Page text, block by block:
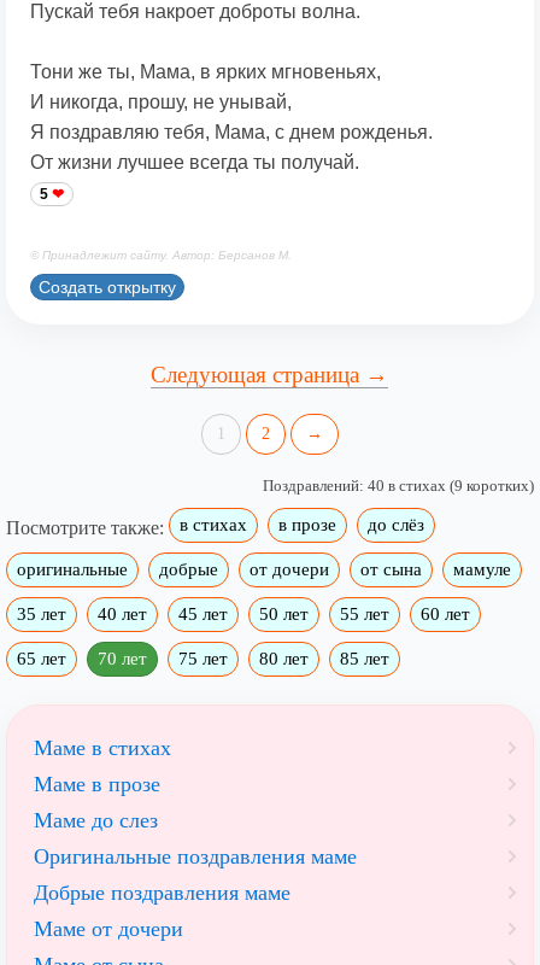
Пускай тебя накроет доброты волна.
Тони же ты, Мама, в ярких мгновеньях,
И никогда, прошу, не унывай,
Я поздравляю тебя, Мама, с днем рожденья.
От жизни лучшее всегда ты получай.
5
© Принадлежит сайту. Автор: Берсанов М.
Создать открытку
Следующая страница →
1 2 →
Поздравлений: 40 в стихах (9 коротких)
Посмотрите также: в стихах в прозе до слёз
оригинальные добрые от дочери от сына мамуле
35 лет 40 лет 45 лет 50 лет 55 лет 60 лет
65 лет 70 лет 75 лет 80 лет 85 лет
Маме в стихах
Маме в прозе
Маме до слез
Оригинальные поздравления маме
Добрые поздравления маме
Маме от дочери